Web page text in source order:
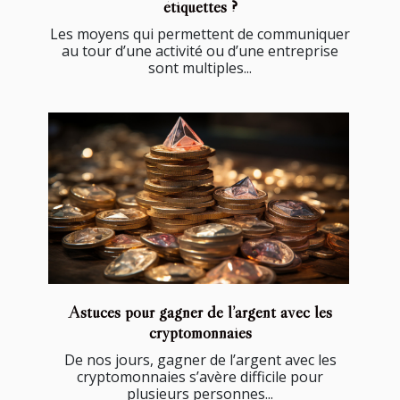
étiquettes ?
Les moyens qui permettent de communiquer
au tour d’une activité ou d’une entreprise
sont multiples...
Astuces pour gagner de l’argent avec les
cryptomonnaies
De nos jours, gagner de l’argent avec les
cryptomonnaies s’avère difficile pour
plusieurs personnes...